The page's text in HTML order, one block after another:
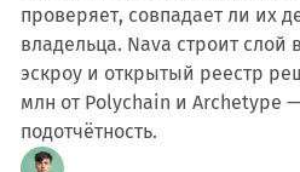
проверяет, совпадает ли их
владельца. Nava строит
эскроу и открытый реестр
млн от Polychain и Archetype
подотчётность.